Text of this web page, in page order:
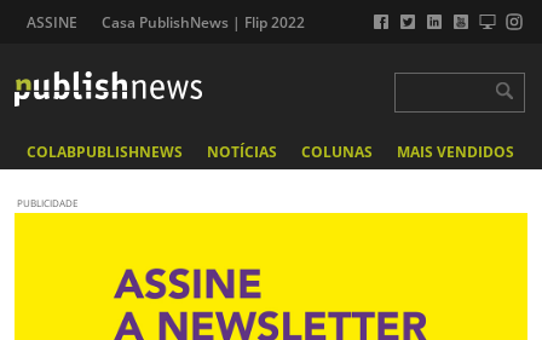
ASSINE Casa PublishNews | Flip 2022
COLABPUBLISHNEWS NOTÍCIAS COLUNAS MAIS VENDIDOS
PUBLICIDADE